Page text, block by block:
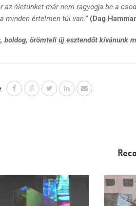
az életünket már nem ragyogja be a
minden értelmen túl van.” (Dag
boldog, örömteli új esztendőt kívánunk